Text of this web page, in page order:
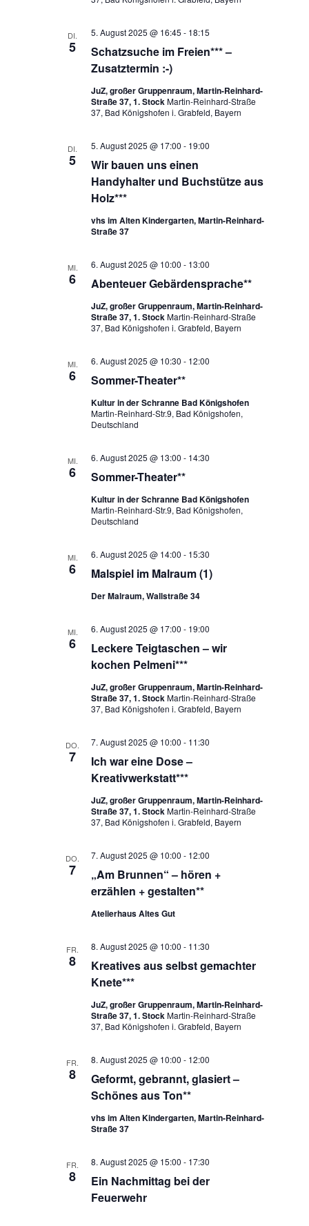
DI.
5
Schatzsuche im Freien*** –
Zusatztermin :-)
5. August 2025 @ 16:45 - 18:15
JuZ, großer Gruppenraum, Martin-Reinhard-
Straße 37, 1. StockMartin-Reinhard-Straße
37, Bad Königshofen i. Grabfeld, Bayern
DI.
5
Wir bauen uns einen
Handyhalter und Buchstütze aus
Holz***
5. August 2025 @ 17:00 - 19:00
vhs im Alten Kindergarten, Martin-Reinhard-
Straße 37
MI.
6 Abenteuer Gebärdensprache**
6. August 2025 @ 10:00 - 13:00
JuZ, großer Gruppenraum, Martin-Reinhard-
Straße 37, 1. StockMartin-Reinhard-Straße
37, Bad Königshofen i. Grabfeld, Bayern
MI.
6 Sommer-Theater**
6. August 2025 @ 10:30 - 12:00
Kultur in der Schranne Bad Königshofen
Martin-Reinhard-Str.9, Bad Königshofen,
Deutschland
MI.
6 Sommer-Theater**
6. August 2025 @ 13:00 - 14:30
Kultur in der Schranne Bad Königshofen
Martin-Reinhard-Str.9, Bad Königshofen,
Deutschland
MI.
6 Malspiel im Malraum (1)
6. August 2025 @ 14:00 - 15:30
Der Malraum, Wallstraße 34
MI.
6
Leckere Teigtaschen – wir
kochen Pelmeni***
6. August 2025 @ 17:00 - 19:00
JuZ, großer Gruppenraum, Martin-Reinhard-
Straße 37, 1. StockMartin-Reinhard-Straße
37, Bad Königshofen i. Grabfeld, Bayern
DO.
7
Ich war eine Dose –
Kreativwerkstatt***
7. August 2025 @ 10:00 - 11:30
JuZ, großer Gruppenraum, Martin-Reinhard-
Straße 37, 1. StockMartin-Reinhard-Straße
37, Bad Königshofen i. Grabfeld, Bayern
DO.
7
„Am Brunnen“ – hören +
erzählen + gestalten**
7. August 2025 @ 10:00 - 12:00
Atelierhaus Altes Gut
FR.
8
Kreatives aus selbst gemachter
Knete***
8. August 2025 @ 10:00 - 11:30
JuZ, großer Gruppenraum, Martin-Reinhard-
Straße 37, 1. StockMartin-Reinhard-Straße
37, Bad Königshofen i. Grabfeld, Bayern
FR.
8
Geformt, gebrannt, glasiert –
Schönes aus Ton**
8. August 2025 @ 10:00 - 12:00
vhs im Alten Kindergarten, Martin-Reinhard-
Straße 37
FR.
8
Ein Nachmittag bei der
Feuerwehr
8. August 2025 @ 15:00 - 17:30